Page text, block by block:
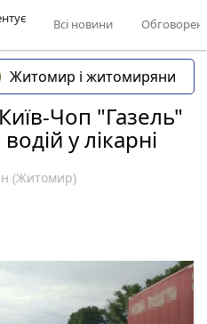
Всі новини
Житомир і житомиряни
Чоп "Газель"
у лікарні
(Житомир)